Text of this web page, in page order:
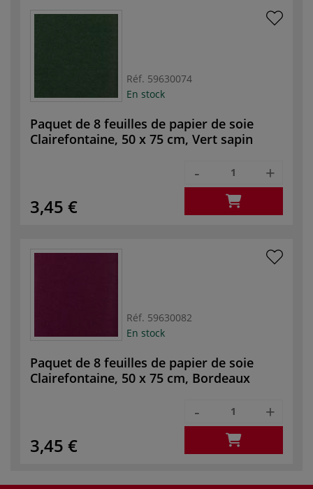
Réf. 59630074
En stock
Paquet de 8 feuilles de papier de soie
Clairefontaine, 50 x 75 cm, Vert sapin
3,45 €
- +
Réf. 59630082
En stock
Paquet de 8 feuilles de papier de soie
Clairefontaine, 50 x 75 cm, Bordeaux
3,45 €
- +